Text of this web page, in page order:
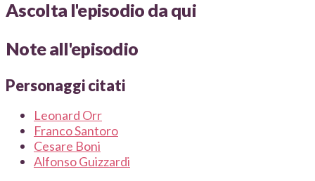
Ascolta l'episodio da qui
Note all'episodio
Personaggi citati
Leonard Orr
Franco Santoro
Cesare Boni
Alfonso Guizzardi